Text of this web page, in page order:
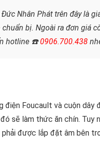
Nhân Phát trên đây là
bị. Ngoài ra đơn giá
hotline ☎️ 0906.700.438
Foucault và cuộn dây
sẽ làm thức ăn chín. Tuy
được lắp đặt âm bên